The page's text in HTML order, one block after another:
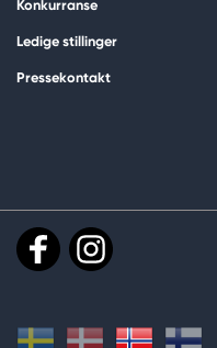
Konkurranse
Ledige stillinger
Pressekontakt